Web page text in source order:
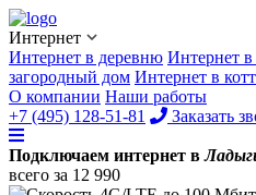
Интернет
Интернет в деревню Интернет
загородный дом Интернет в
О компании Наши работы
+7 (495) 128-51-81
Заказать
Подключаем интернет в
всего за 12 990